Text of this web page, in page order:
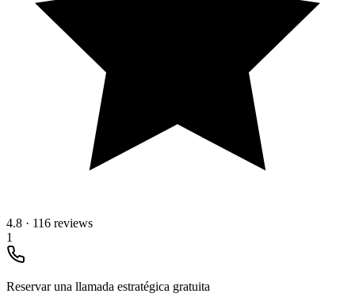
4.8 · 116 reviews
1
Reservar una llamada estratégica gratuita